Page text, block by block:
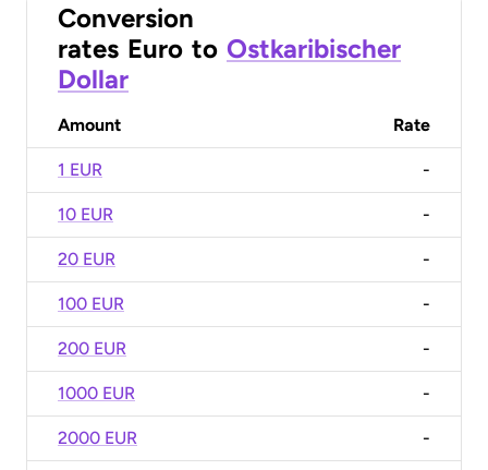
Conversion
rates Euro to Ostkaribischer
Dollar
Amount Rate
1 EUR -
10 EUR -
20 EUR -
100 EUR -
200 EUR -
1000 EUR -
2000 EUR -